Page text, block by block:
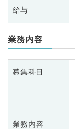
給与
業務内容
募集科目
業務内容